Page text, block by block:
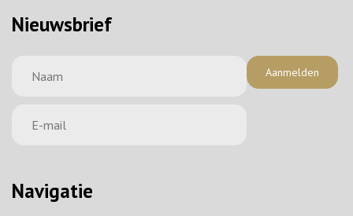
Nieuwsbrief
Aanmelden
Navigatie